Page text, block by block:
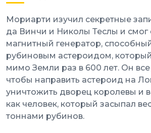
Мориарти изучил секретные
да Винчи и Николы Теслы и смог
магнитный генератор,
рубиновым астероидом,
мимо Земли раз в 600 лет. Он все
чтобы направить астероид на
уничтожить дворец королевы и
как человек, который засыпал
тоннами рубинов.